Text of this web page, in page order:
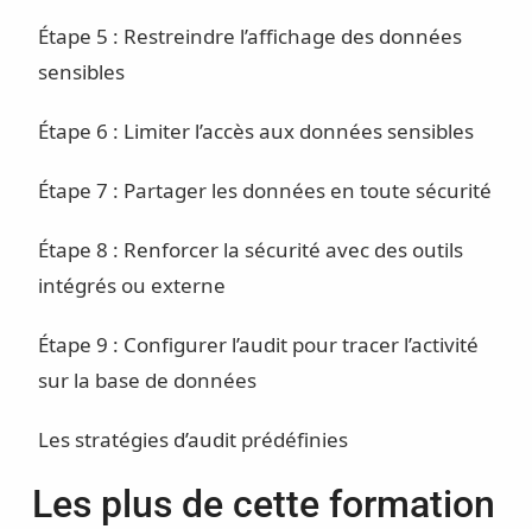
Étape 5 : Restreindre l’affichage des données
sensibles
Étape 6 : Limiter l’accès aux données sensibles
Étape 7 : Partager les données en toute sécurité
Étape 8 : Renforcer la sécurité avec des outils
intégrés ou externe
Étape 9 : Configurer l’audit pour tracer l’activité
sur la base de données
Les stratégies d’audit prédéfinies
Les plus de cette formation